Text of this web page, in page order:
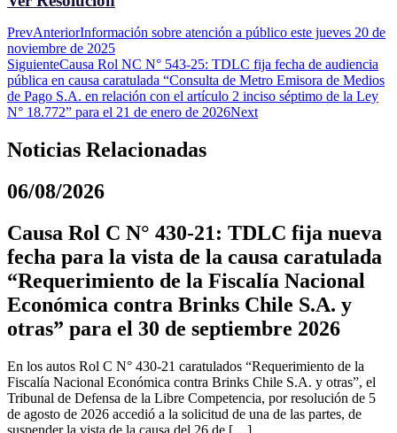
PrevAnteriorInformación sobre atención a público este jueves 20 de
noviembre de 2025
SiguienteCausa Rol NC N° 543-25: TDLC fija fecha de audiencia
pública en causa caratulada “Consulta de Metro Emisora de Medios
de Pago S.A. en relación con el artículo 2 inciso séptimo de la Ley
N° 18.772” para el 21 de enero de 2026Next
Noticias Relacionadas
06/08/2026
Causa Rol C N° 430-21: TDLC fija nueva
fecha para la vista de la causa caratulada
“Requerimiento de la Fiscalía Nacional
Económica contra Brinks Chile S.A. y
otras” para el 30 de septiembre 2026
En los autos Rol C N° 430-21 caratulados “Requerimiento de la
Fiscalía Nacional Económica contra Brinks Chile S.A. y otras”, el
Tribunal de Defensa de la Libre Competencia, por resolución de 5
de agosto de 2026 accedió a la solicitud de una de las partes, de
suspender la vista de la causa del 26 de […]